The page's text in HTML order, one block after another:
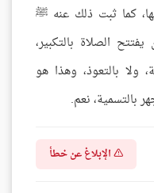
كما ثبت ذلك عنه ﷺ
الصلاة بالتكبير،
ولا بالتعوذ، وهذا هو
بالتسمية، نعم.
الإبلاغ عن خطأ